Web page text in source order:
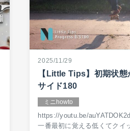
2025/11/29
【Little Tips】初期状態
サイド180
ミニhowto
https://youtu.be/auYATDOK2dA 先に紹介し
一番最初に覚える低くてクイ